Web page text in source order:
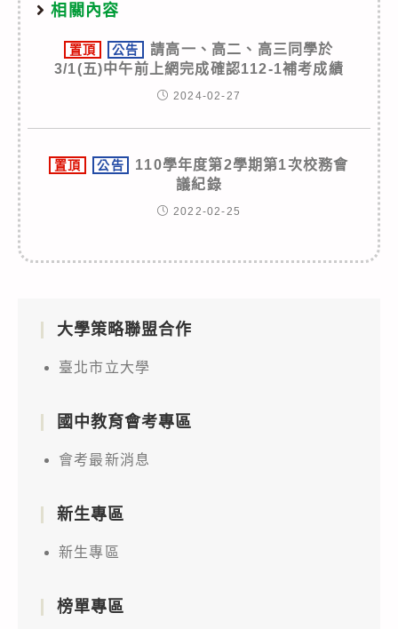
相關內容
置頂 公告
請高一、高二、高三同學於
3/1(五)中午前上網完成確認112-1補考成績
2024-02-27
置頂 公告
110學年度第2學期第1次校務會
議紀錄
2022-02-25
大學策略聯盟合作
臺北市立大學
國中教育會考專區
會考最新消息
新生專區
新生專區
榜單專區